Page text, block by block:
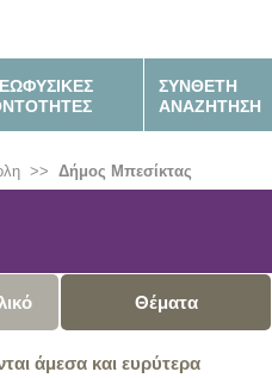
ΣΥΝΘΕΤΗ
ΑΝΑΖΗΤΗΣΗ
>> Δήμος Μπεσίκτας
Θέματα
άμεσα και ευρύτερα